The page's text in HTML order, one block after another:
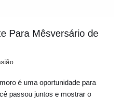
Para Mêsversário de
é uma oportunidade para
passou juntos e mostrar o